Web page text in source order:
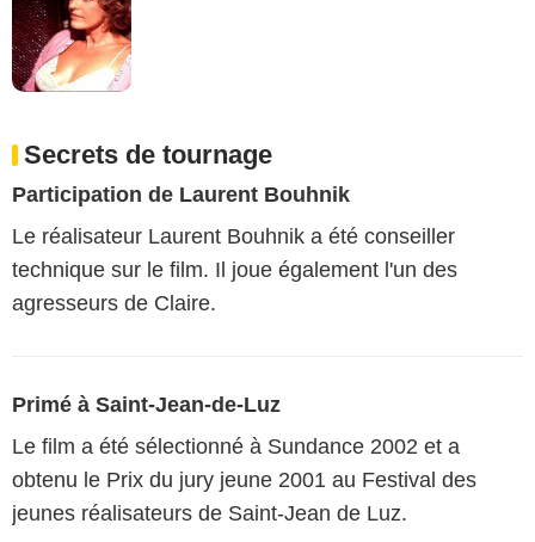
Secrets de tournage
Participation de Laurent Bouhnik
Le réalisateur Laurent Bouhnik a été conseiller
technique sur le film. Il joue également l'un des
agresseurs de Claire.
Primé à Saint-Jean-de-Luz
Le film a été sélectionné à Sundance 2002 et a
obtenu le Prix du jury jeune 2001 au Festival des
jeunes réalisateurs de Saint-Jean de Luz.